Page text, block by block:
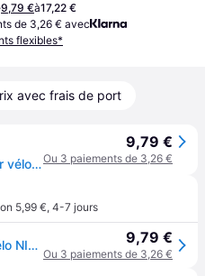
9,79 €à17,22 €
de 3,26 € avec
flexibles*
avec frais de port
Aérosol anti-crevaison pour vélo NIGRIN 60614
9,79 €
Ou 3 paiements de 3,26 €
5,99 €, 4-7 jours
Aérosol anti-crevaison pour vélo NIGRIN 60614 9,79 €
Ou 3 paiements de 3,26 €